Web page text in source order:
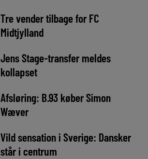
Tre vender tilbage for FC
Midtjylland
Jens Stage-transfer meldes
kollapset
Afsløring: B.93 køber Simon
Wæver
Vild sensation i Sverige: Dansker
står i centrum